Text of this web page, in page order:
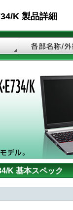
K 製品詳細
K 基本スペック